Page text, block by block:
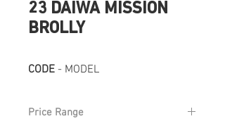
23 DAIWA MISSION
BROLLY
CODE - MODEL
Price Range